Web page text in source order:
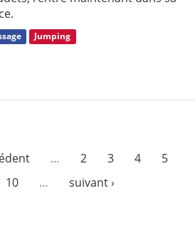
Jumping
… 2 3 4
5
10 …
suivant ›